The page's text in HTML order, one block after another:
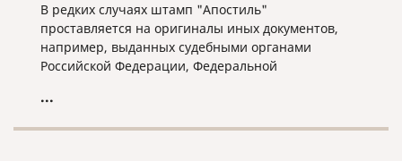
В редких случаях штамп "Апостиль"
проставляется на оригиналы иных документов,
например, выданных судебными органами
Российской Федерации, Федеральной
или органами Министерства юстиции Российской
...